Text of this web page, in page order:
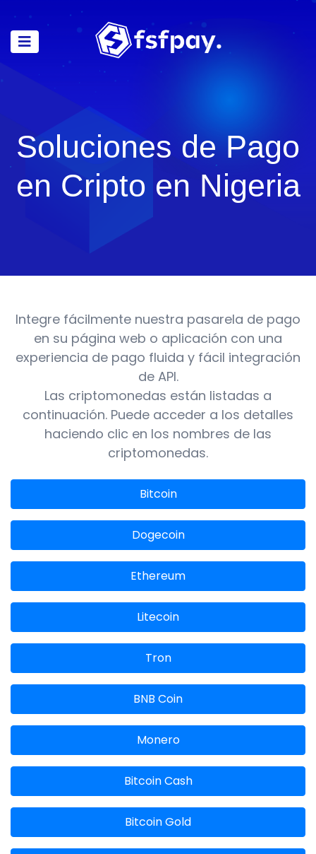
Soluciones de Pago
en Cripto en Nigeria
Integre fácilmente nuestra pasarela de pago
en su página web o aplicación con una
experiencia de pago fluida y fácil integración
de API.
Las criptomonedas están listadas a
continuación. Puede acceder a los detalles
haciendo clic en los nombres de las
criptomonedas.
Bitcoin
Dogecoin
Ethereum
Litecoin
Tron
BNB Coin
Monero
Bitcoin Cash
Bitcoin Gold